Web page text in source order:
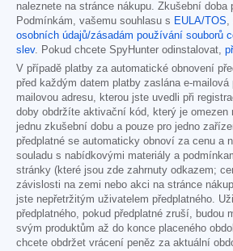
naleznete na stránce nákupu. Zkušební doba
Podmínkám, vašemu souhlasu s EULA/TOS,
osobních údajů/zásadám používání souborů
slev. Pokud chcete SpyHunter odinstalovat,
V případě platby za automatické obnovení
před každým datem platby zaslána e-mailová
mailovou adresu, kterou jste uvedli při
doby obdržíte aktivační kód, který je omezen
jednu zkušební dobu a pouze pro jedno
předplatné se automaticky obnoví za cenu a
souladu s nabídkovými materiály a
stránky (které jsou zde zahrnuty odkazem;
závislosti na zemi nebo akci na stránce
jste nepřetržitým uživatelem předplatného.
předplatného, pokud předplatné zruší, budou
svým produktům až do konce placeného
chcete obdržet vrácení peněz za aktuální